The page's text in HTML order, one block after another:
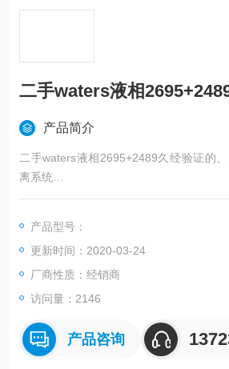
二手waters液相
产品简介
二手waters液相2695+2489久经验证的
离系统
全新工业设计，充分诠释了沃特世对
主营产品有色谱、质谱、光谱、测序仪
器。
产品型号：
更新时间：2020-03-24
厂商性质：经销商
访问量：2146
产品咨询